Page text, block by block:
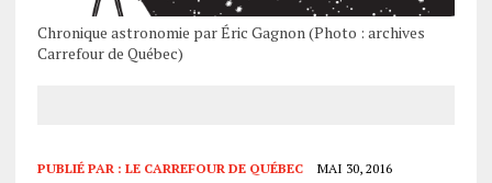
Chronique astronomie par Éric Gagnon (Photo : archives
Carrefour de Québec)
PUBLIÉ PAR : LE CARREFOUR DE QUÉBEC MAI 30, 2016